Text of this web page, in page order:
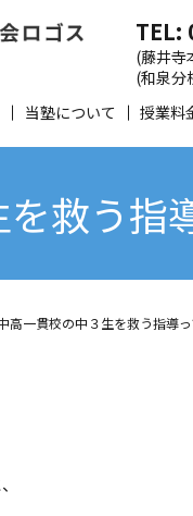
当塾について 授業料
TEL:
(藤井寺
(和泉
救う指
高一貫校の中３生を救う指導